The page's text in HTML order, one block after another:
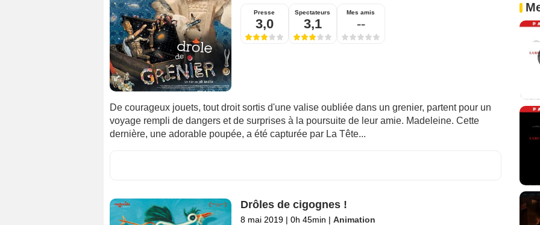
Presse
3,0
Spectateurs
3,1
Mes amis
--
De courageux jouets, tout droit sortis d'une valise oubliée dans un grenier, partent pour un
voyage rempli de dangers et de surprises à la poursuite de leur amie. Madeleine. Cette
dernière, une adorable poupée, a été capturée par La Tête...
Drôles de cigognes !
8 mai 2019 | 0h 45min | Animation